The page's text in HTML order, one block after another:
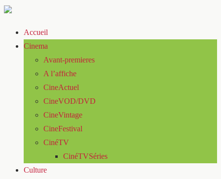
Accueil
Cinema
Avant-premieres
A l’affiche
CineActuel
CineVOD/DVD
CineVintage
CineFestival
CinéTV
CinéTVSéries
Culture